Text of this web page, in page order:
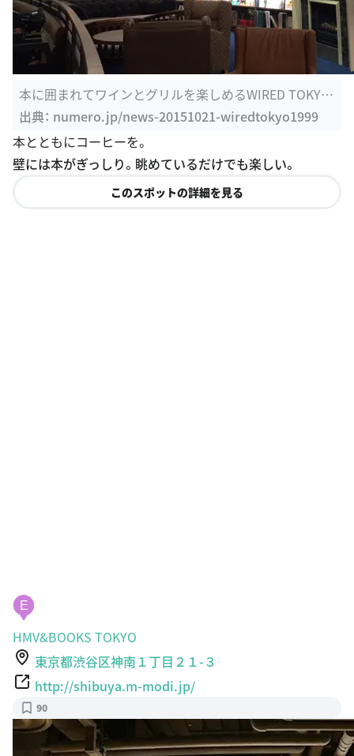
本に囲まれてワインとグリルを楽しめるWIRED TOKYO
1999 |
出典： numero.jp/news-20151021-wiredtokyo1999
本とともにコーヒーを。
壁には本がぎっしり。眺めているだけでも楽しい。
このスポットの詳細を見る
E
HMV&BOOKS TOKYO
東京都渋谷区神南１丁目２１-３
http://shibuya.m-modi.jp/
90